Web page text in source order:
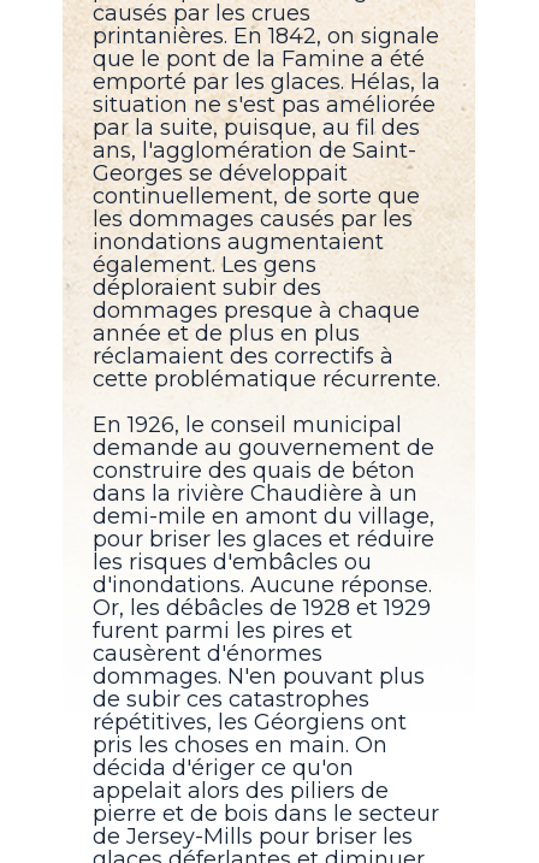
causés par les crues
printanières. En 1842, on signale
que le pont de la Famine a été
emporté par les glaces. Hélas, la
situation ne s'est pas améliorée
par la suite, puisque, au fil des
ans, l'agglomération de Saint-
Georges se développait
continuellement, de sorte que
les dommages causés par les
inondations augmentaient
également. Les gens
déploraient subir des
dommages presque à chaque
année et de plus en plus
réclamaient des correctifs à
cette problématique récurrente.
En 1926, le conseil municipal
demande au gouvernement de
construire des quais de béton
dans la rivière Chaudière à un
demi-mile en amont du village,
pour briser les glaces et réduire
les risques d'embâcles ou
d'inondations. Aucune réponse.
Or, les débâcles de 1928 et 1929
furent parmi les pires et
causèrent d'énormes
dommages. N'en pouvant plus
de subir ces catastrophes
répétitives, les Géorgiens ont
pris les choses en main. On
décida d'ériger ce qu'on
appelait alors des piliers de
pierre et de bois dans le secteur
de Jersey-Mills pour briser les